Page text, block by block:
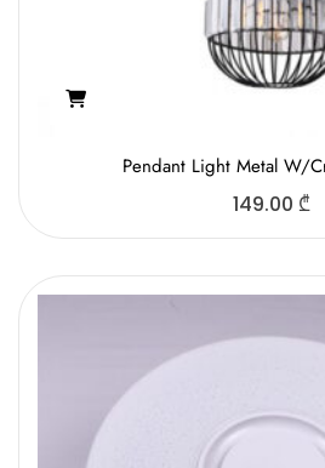
Pendant Light Metal W/
149.00 ₾